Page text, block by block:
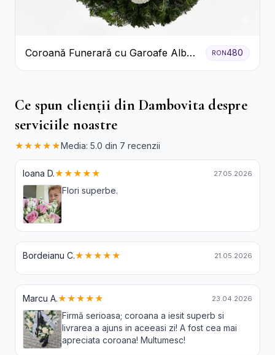
Coroană Funerară cu Garoafe Albe
și Crizanteme
RON480
Ce spun clienții din Dambovita despre
serviciile noastre
★★★★★Media: 5.0 din 7 recenzii
Ioana D.★★★★★ 27.05.2026
Flori superbe.
Bordeianu C.★★★★★ 21.05.2026
Marcu A.★★★★★ 23.04.2026
Firmă serioasa; coroana a iesit superb si
livrarea a ajuns in aceeasi zi! A fost cea mai
apreciata coroana! Multumesc!